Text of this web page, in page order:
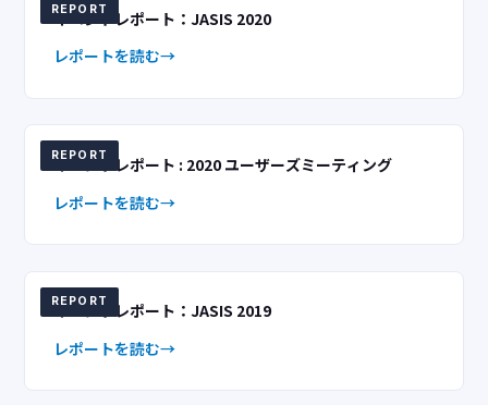
REPORT
イベントレポート：JASIS 2020
レポートを読む
REPORT
イベントレポート : 2020 ユーザーズミーティング
レポートを読む
REPORT
イベントレポート：JASIS 2019
レポートを読む